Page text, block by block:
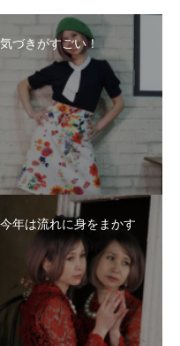
気づきがすごい！
今年は流れに身をまかす